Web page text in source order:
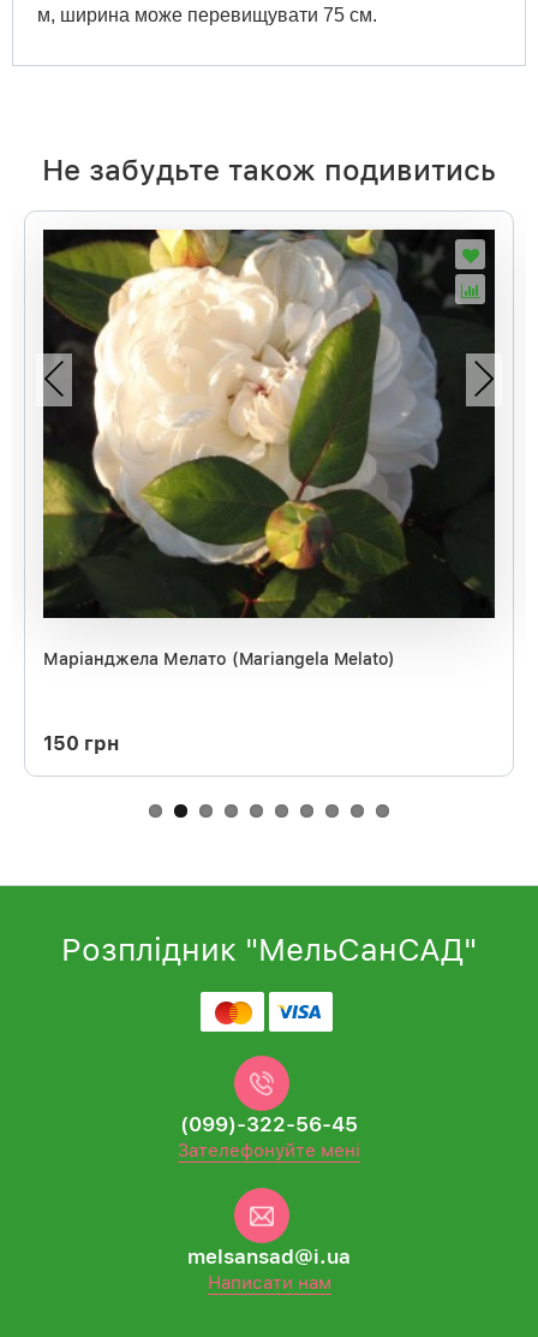
м, ширина може перевищувати 75 см.
Не забудьте також подивитись
Маріанджела Мелато (Mariangela Melato)
150 грн
Розплідник "МельСанСАД"
(099)-322-56-45
Зателефонуйте мені
melsansad@i.ua
Написати нам